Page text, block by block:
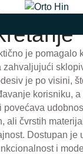
je pomagalo
zahvaljujući
je po visini,
korisniku, a
povećava
ali čvrstih
Dostupan je
i